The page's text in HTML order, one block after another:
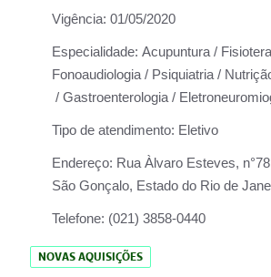
Vigência: 01/05/2020
Especialidade: Acupuntura /
Fonoaudiologia / Psiquiatria /
/ Gastroenterologia /
Tipo de atendimento: Eletivo
Endereço: Rua Àlvaro Esteves,
São Gonçalo, Estado do Rio de
Telefone: (021) 3858-0440
NOVAS AQUISIÇÕES